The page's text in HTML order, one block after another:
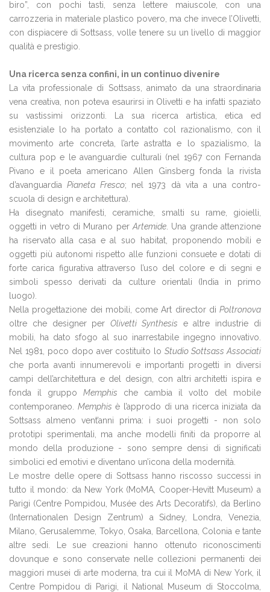
biro”, con pochi tasti, senza lettere maiuscole, con una
carrozzeria in materiale plastico povero, ma che invece l’Olivetti,
con dispiacere di Sottsass, volle tenere su un livello di maggior
qualità e prestigio.
Una ricerca senza confini, in un continuo divenire
La vita professionale di Sottsass, animato da una straordinaria
vena creativa, non poteva esaurirsi in Olivetti e ha infatti spaziato
su vastissimi orizzonti. La sua ricerca artistica, etica ed
esistenziale lo ha portato a contatto col razionalismo, con il
movimento arte concreta, l’arte astratta e lo spazialismo, la
cultura pop e le avanguardie culturali (nel 1967 con Fernanda
Pivano e il poeta americano Allen Ginsberg fonda la rivista
d’avanguardiaPianeta Fresco; nel 1973 dà vita a una contro-
scuola di design e architettura).
Ha disegnato manifesti, ceramiche, smalti su rame, gioielli,
oggetti in vetro di Murano per Artemide . Una grande attenzione
ha riservato alla casa e al suo habitat, proponendo mobili e
oggetti più autonomi rispetto alle funzioni consuete e dotati di
forte carica figurativa attraverso l’uso del colore e di segni e
simboli spesso derivati da culture orientali (India in primo
luogo).
Nella progettazione dei mobili, come Art director di Poltronova
oltre che designer perOlivetti Synthesis e altre industrie di
mobili, ha dato sfogo al suo inarrestabile ingegno innovativo.
Nel 1981, poco dopo aver costituito loStudio Sottsass Associati
che porta avanti innumerevoli e importanti progetti in diversi
campi dell’architettura e del design, con altri architetti ispira e
fonda il gruppo Memphis che cambia il volto del mobile
contemporaneo. Memphis è l’approdo di una ricerca iniziata da
Sottsass almeno vent’anni prima: i suoi progetti - non solo
prototipi sperimentali, ma anche modelli finiti da proporre al
mondo della produzione - sono sempre densi di significati
simbolici ed emotivi e diventano un’icona della modernità.
Le mostre delle opere di Sottsass hanno riscosso successi in
tutto il mondo: da New York (MoMA, Cooper-Hevitt Museum) a
Parigi (Centre Pompidou, Musée des Arts Decoratifs), da Berlino
(Internationalen Design Zentrum) a Sidney, Londra, Venezia,
Milano, Gerusalemme, Tokyo, Osaka, Barcellona, Colonia e tante
altre sedi. Le sue creazioni hanno ottenuto riconoscimenti
dovunque e sono conservate nelle collezioni permanenti dei
maggiori musei di arte moderna, tra cui il MoMA di New York, il
Centre Pompidou di Parigi, il National Museum di Stoccolma,